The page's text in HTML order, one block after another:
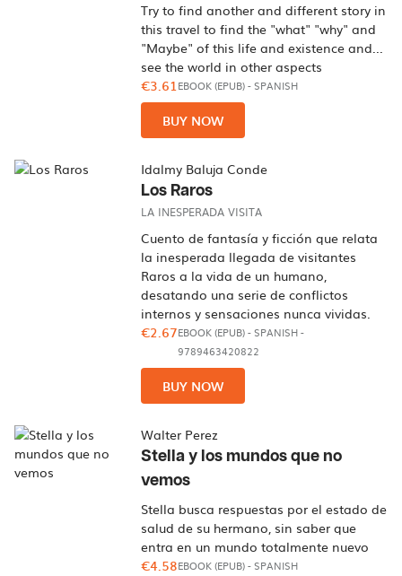
Try to find another and different story in
this travel to find the "what" "why" and
"Maybe" of this life and existence and...
see the world in other aspects
€3.61EBOOK (EPUB)-SPANISH
BUY NOW
Idalmy Baluja Conde
Los Raros
LA INESPERADA VISITA
Cuento de fantasía y ficción que relata
la inesperada llegada de visitantes
Raros a la vida de un humano,
desatando una serie de conflictos
internos y sensaciones nunca vividas.
€2.67EBOOK (EPUB)-SPANISH-
9789463420822
BUY NOW
Walter Perez
Stella y los mundos que no
vemos
Stella busca respuestas por el estado de
salud de su hermano, sin saber que
entra en un mundo totalmente nuevo
€4.58EBOOK (EPUB)-SPANISH